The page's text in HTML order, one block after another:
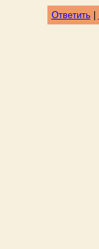
Ответить|